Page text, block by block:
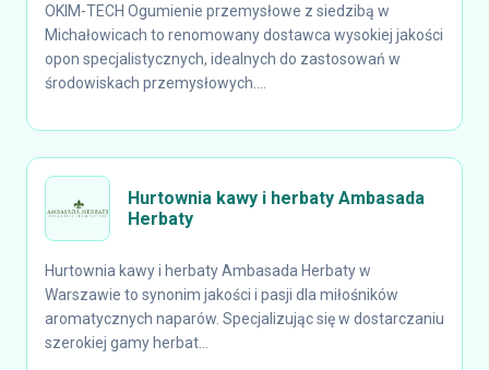
OKIM-TECH Ogumienie przemysłowe z siedzibą w
Michałowicach to renomowany dostawca wysokiej jakości
opon specjalistycznych, idealnych do zastosowań w
środowiskach przemysłowych....
Hurtownia kawy i herbaty Ambasada
Herbaty
Hurtownia kawy i herbaty Ambasada Herbaty w
Warszawie to synonim jakości i pasji dla miłośników
aromatycznych naparów. Specjalizując się w dostarczaniu
szerokiej gamy herbat...